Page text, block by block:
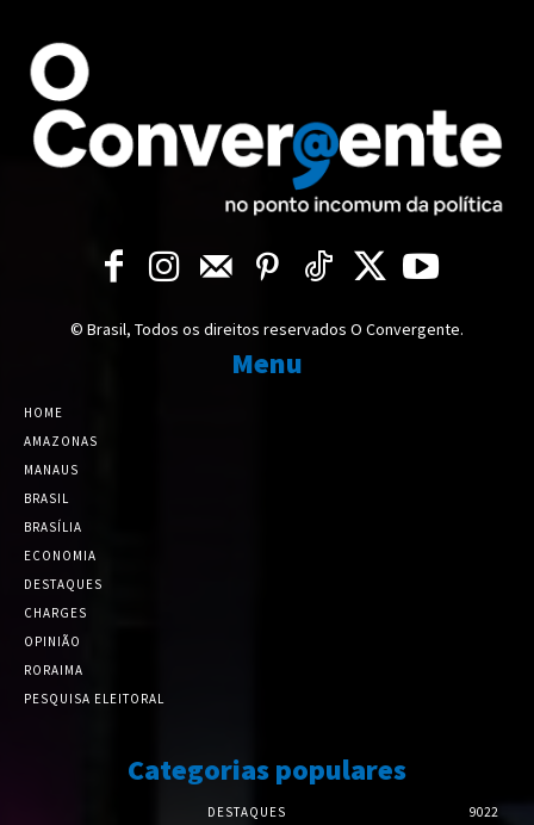
© Brasil, Todos os direitos reservados O Convergente.
Menu
HOME
AMAZONAS
MANAUS
BRASIL
BRASÍLIA
ECONOMIA
DESTAQUES
CHARGES
OPINIÃO
RORAIMA
PESQUISA ELEITORAL
Categorias populares
DESTAQUES 9022